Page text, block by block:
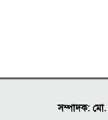
সম্পাদক: